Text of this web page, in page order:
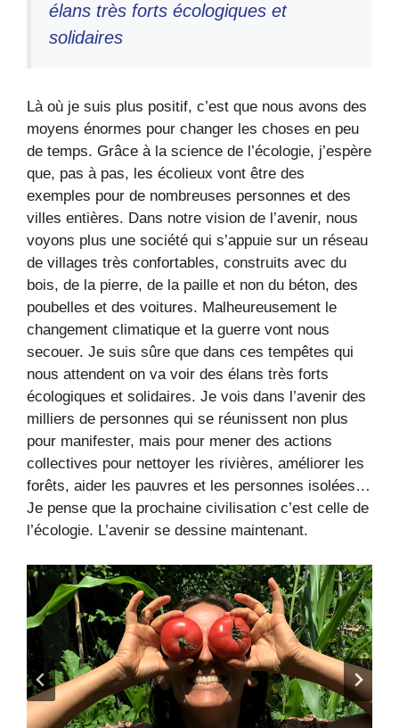
élans très forts écologiques et
solidaires
Là où je suis plus positif, c’est que nous avons des
moyens énormes pour changer les choses en peu
de temps. Grâce à la science de l’écologie, j’espère
que, pas à pas, les écolieux vont être des
exemples pour de nombreuses personnes et des
villes entières. Dans notre vision de l’avenir, nous
voyons plus une société qui s’appuie sur un réseau
de villages très confortables, construits avec du
bois, de la pierre, de la paille et non du béton, des
poubelles et des voitures. Malheureusement le
changement climatique et la guerre vont nous
secouer. Je suis sûre que dans ces tempêtes qui
nous attendent on va voir des élans très forts
écologiques et solidaires. Je vois dans l’avenir des
milliers de personnes qui se réunissent non plus
pour manifester, mais pour mener des actions
collectives pour nettoyer les rivières, améliorer les
forêts, aider les pauvres et les personnes isolées…
Je pense que la prochaine civilisation c’est celle de
l’écologie. L’avenir se dessine maintenant.